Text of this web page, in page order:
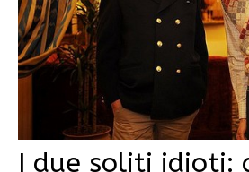
I due soliti idioti: